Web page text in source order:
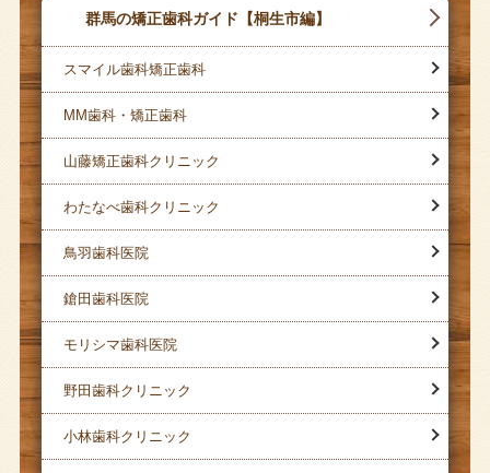
群馬の矯正歯科ガイド【桐生市編】
スマイル歯科矯正歯科
MM歯科・矯正歯科
山藤矯正歯科クリニック
わたなべ歯科クリニック
鳥羽歯科医院
鎗田歯科医院
モリシマ歯科医院
野田歯科クリニック
小林歯科クリニック